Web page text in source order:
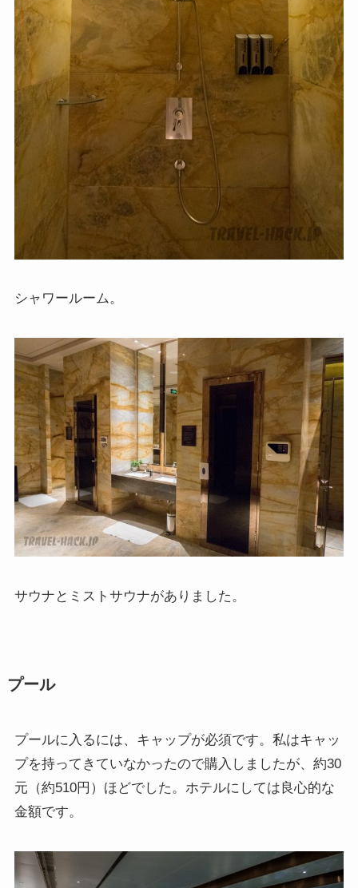
シャワールーム。
サウナとミストサウナがありました。
プール
プールに入るには、キャップが必須です。私はキャッ
プを持ってきていなかったので購入しましたが、約30
元（約510円）ほどでした。ホテルにしては良心的な
金額です。